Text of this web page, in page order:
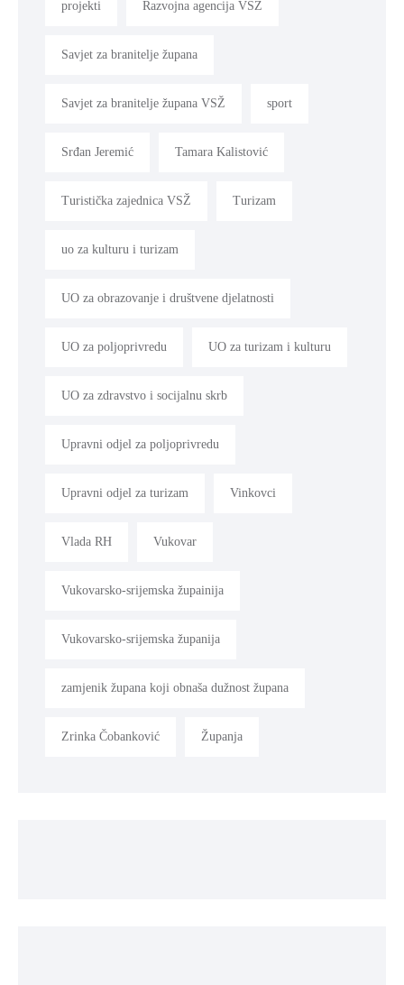
projekti Razvojna agencija VSŽ
Savjet za branitelje župana
Savjet za branitelje župana VSŽ sport
Srđan Jeremić Tamara Kalistović
Turistička zajednica VSŽ Turizam
uo za kulturu i turizam
UO za obrazovanje i društvene djelatnosti
UO za poljoprivredu UO za turizam i kulturu
UO za zdravstvo i socijalnu skrb
Upravni odjel za poljoprivredu
Upravni odjel za turizam Vinkovci
Vlada RH Vukovar
Vukovarsko-srijemska župainija
Vukovarsko-srijemska županija
zamjenik župana koji obnaša dužnost župana
Zrinka Čobanković Županja